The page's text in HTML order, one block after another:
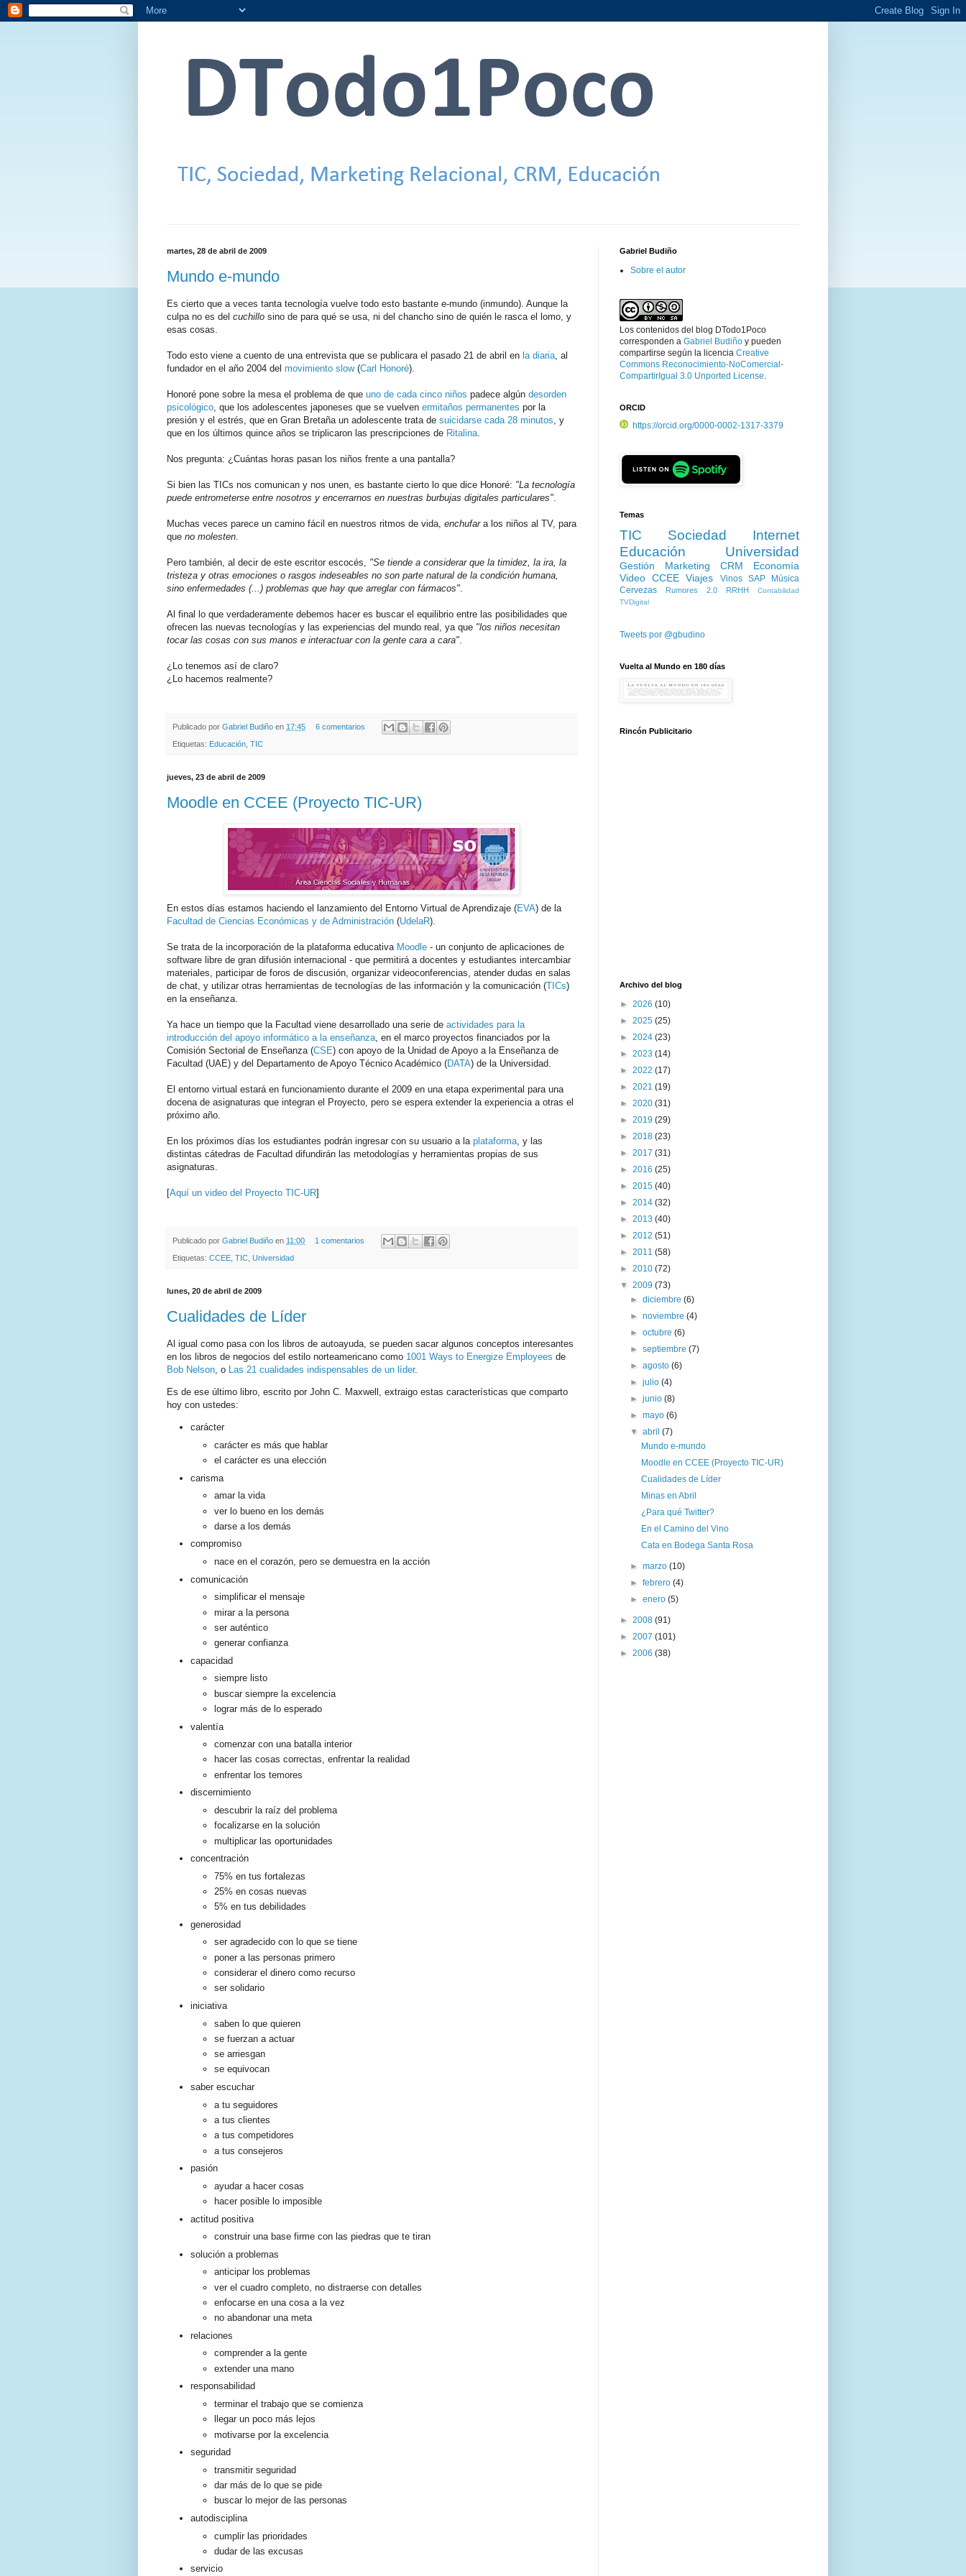
martes, 28 de abril de 2009
Mundo e-mundo
Es cierto que a veces tanta tecnología vuelve todo esto bastante e-mundo (inmundo). Aunque la
culpa no es del cuchillo sino de para qué se usa, ni del chancho sino de quién le rasca el lomo, y
esas cosas.
Todo esto viene a cuento de una entrevista que se publicara el pasado 21 de abril en la diaria , al
fundador en el año 2004 del movimiento slow(Carl Honoré).
Honoré pone sobre la mesa el problema de que uno de cada cinco niños padece algún desorden
psicológico , que los adolescentes japoneses que se vuelven ermitaños permanentes por la
presión y el estrés, que en Gran Bretaña un adolescente trata de suicidarse cada 28 minutos , y
que en los últimos quince años se triplicaron las prescripciones de Ritalina
Nos pregunta: ¿Cuántas horas pasan los niños frente a una pantalla?
Si bien las TICs nos comunican y nos unen, es bastante cierto lo que dice Honoré: "La tecnología
puede entrometerse entre nosotros y encerrarnos en nuestras burbujas digitales particulares"
Muchas veces parece un camino fácil en nuestros ritmos de vida, enchufara los niños al TV, para
que no molesten
Pero también, al decir de este escritor escocés, "Se tiende a considerar que la timidez, la ira, la
tristeza y otras emociones o rasgos indeseables no son parte natural de la condición humana,
sino enfermedades (...) problemas que hay que arreglar con fármacos"
Al final lo que verdaderamente debemos hacer es buscar el equilibrio entre las posibilidades que
ofrecen las nuevas tecnologías y las experiencias del mundo real, ya que "los niños necesitan
tocar las cosas con sus manos e interactuar con la gente cara a cara"
¿Lo tenemos así de claro?
¿Lo hacemos realmente?
Publicado por Gabriel Budiño en 17:45 6 comentarios
Etiquetas: Educación TIC
jueves, 23 de abril de 2009
Moodle en CCEE (Proyecto TIC-UR)
En estos días estamos haciendo el lanzamiento del Entorno Virtual de Aprendizaje (EVA) de la
Facultad de Ciencias Económicas y de Administración (UdelaR).
Se trata de la incorporación de la plataforma educativa Moodle - un conjunto de aplicaciones de
software libre de gran difusión internacional - que permitirá a docentes y estudiantes intercambiar
materiales, participar de foros de discusión, organizar videoconferencias, atender dudas en salas
de chat, y utilizar otras herramientas de tecnologías de las información y la comunicación (TICs)
en la enseñanza.
Ya hace un tiempo que la Facultad viene desarrollado una serie de actividades para la
introducción del apoyo informático a la enseñanza , en el marco proyectos financiados por la
Comisión Sectorial de Enseñanza (CSE) con apoyo de la Unidad de Apoyo a la Enseñanza de
Facultad (UAE) y del Departamento de Apoyo Técnico Académico (DATA) de la Universidad.
El entorno virtual estará en funcionamiento durante el 2009 en una etapa experimental para una
docena de asignaturas que integran el Proyecto, pero se espera extender la experiencia a otras el
próximo año.
En los próximos días los estudiantes podrán ingresar con su usuario a la plataforma , y las
distintas cátedras de Facultad difundirán las metodologías y herramientas propias de sus
asignaturas.
[Aquí un video del Proyecto TIC-UR]
Publicado por Gabriel Budiño en 11:00 1 comentarios
Etiquetas: CCEE TIC Universidad
lunes, 20 de abril de 2009
Cualidades de Líder
Al igual como pasa con los libros de autoayuda, se pueden sacar algunos conceptos interesantes
en los libros de negocios del estilo norteamericano como 1001 Ways to Energize Employees de
Bob Nelson , o Las 21 cualidades indispensables de un líder.
Es de ese último libro, escrito por John C. Maxwell, extraigo estas características que comparto
hoy con ustedes:
carácter
carácter es más que hablar
el carácter es una elección
carisma
amar la vida
ver lo bueno en los demás
darse a los demás
compromiso
nace en el corazón, pero se demuestra en la acción
comunicación
simplificar el mensaje
mirar a la persona
ser auténtico
generar confianza
capacidad
siempre listo
buscar siempre la excelencia
lograr más de lo esperado
valentía
comenzar con una batalla interior
hacer las cosas correctas, enfrentar la realidad
enfrentar los temores
discernimiento
descubrir la raíz del problema
focalizarse en la solución
multiplicar las oportunidades
concentración
75% en tus fortalezas
25% en cosas nuevas
5% en tus debilidades
generosidad
ser agradecido con lo que se tiene
poner a las personas primero
considerar el dinero como recurso
ser solidario
iniciativa
saben lo que quieren
se fuerzan a actuar
se arriesgan
se equivocan
saber escuchar
a tu seguidores
a tus clientes
a tus competidores
a tus consejeros
pasión
ayudar a hacer cosas
hacer posible lo imposible
actitud positiva
construir una base firme con las piedras que te tiran
solución a problemas
anticipar los problemas
ver el cuadro completo, no distraerse con detalles
enfocarse en una cosa a la vez
no abandonar una meta
relaciones
comprender a la gente
extender una mano
responsabilidad
terminar el trabajo que se comienza
llegar un poco más lejos
motivarse por la excelencia
seguridad
transmitir seguridad
dar más de lo que se pide
buscar lo mejor de las personas
autodisciplina
cumplir las prioridades
dudar de las excusas
servicio
Gabriel Budiño
Sobre el autor
Los contenidos del blog DTodo1Poco
corresponden a Gabriel Budiño y pueden
compartirse según la licencia Creative
Commons Reconocimiento-NoComercial-
CompartirIgual 3.0 Unported License.
ORCID
https://orcid.org/0000-0002-1317-3379
Temas
TIC Sociedad
Internet
Educación
Universidad
Gestión Marketing CRM
Economía
Video CCEE Viajes Vinos SAP
Música
Cervezas
Rumores 2.0 RRHH
Contabilidad
TVDigital
Tweets por @gbudino
Vuelta al Mundo en 180 días
Rincón Publicitario
Archivo del blog
► 2026 (10)
► 2025 (25)
► 2024 (23)
► 2023 (14)
► 2022 (17)
► 2021 (19)
► 2020 (31)
► 2019 (29)
► 2018 (23)
► 2017 (31)
► 2016 (25)
► 2015 (40)
► 2014 (32)
► 2013 (40)
► 2012 (51)
► 2011 (58)
► 2010 (72)
▼ 2009 (73)
►diciembre(6)
►noviembre(4)
►octubre(6)
►septiembre(7)
►agosto(6)
►julio(4)
►junio(8)
►mayo(6)
▼abril(7)
Mundo e-mundo
Moodle en CCEE (Proyecto TIC-UR)
Cualidades de Líder
Minas en Abril
¿Para qué Twitter?
En el Camino del Vino
Cata en Bodega Santa Rosa
►marzo(10)
►febrero(4)
►enero(5)
► 2008 (91)
► 2007 (101)
► 2006 (38)